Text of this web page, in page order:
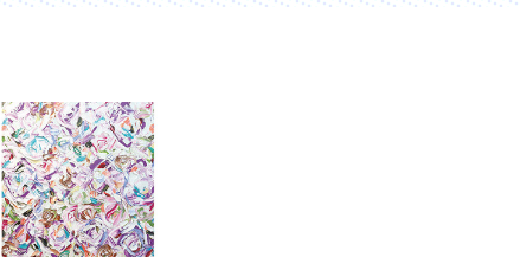
創造情報学部
（仮称・構想中／2028年